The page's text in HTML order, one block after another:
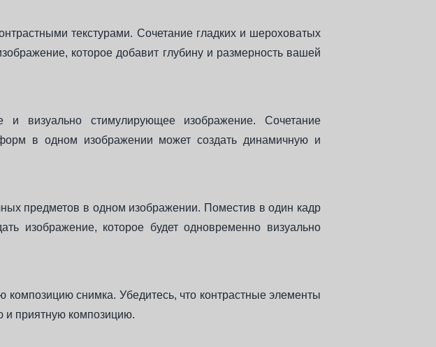
текстурами. Сочетание гладких и шероховатых
которое добавит глубину и размерность вашей
и визуально стимулирующее изображение. Сочетание
в одном изображении может создать динамичную и
предметов в одном изображении. Поместив в один кадр
изображение, которое будет одновременно визуально
снимка. Убедитесь, что контрастные элементы
и приятную композицию.